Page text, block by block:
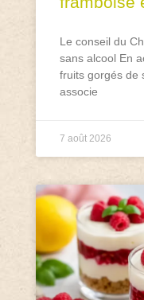
Le conseil du
sans alcool En
fruits gorgés de
associe
7 août 2026